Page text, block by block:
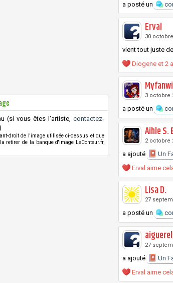
(si vous êtes l'artiste, contactez-
droit de l'image utilisée ci-dessus et que
retirer de la banque d'image LeConteur.fr,
a posté un
Erval
30
vient tout juste
Diogene et 2
Myfanwi
3 octobre
a posté un
Aihle S.
2 octobre
a ajouté Un
Erval aime
Lisa D.
27
a posté un
27
a ajouté Un
Erval aime